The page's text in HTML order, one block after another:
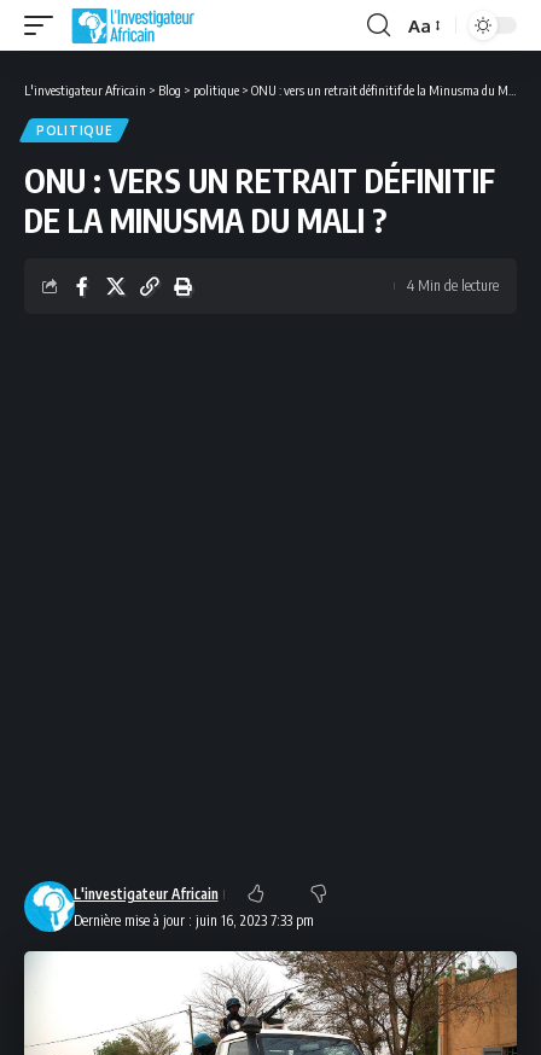
Font
Aa
L'investigateur Africain > Blog > politique > ONU : vers un retrait définitif de la Minusma du Mali ?
POLITIQUE
ONU : VERS UN RETRAIT DÉFINITIF
DE LA MINUSMA DU MALI ?
Dernière mise à jour : juin 16, 2023 7:33 pm
L'investigateur Africain
4 Min de lecture